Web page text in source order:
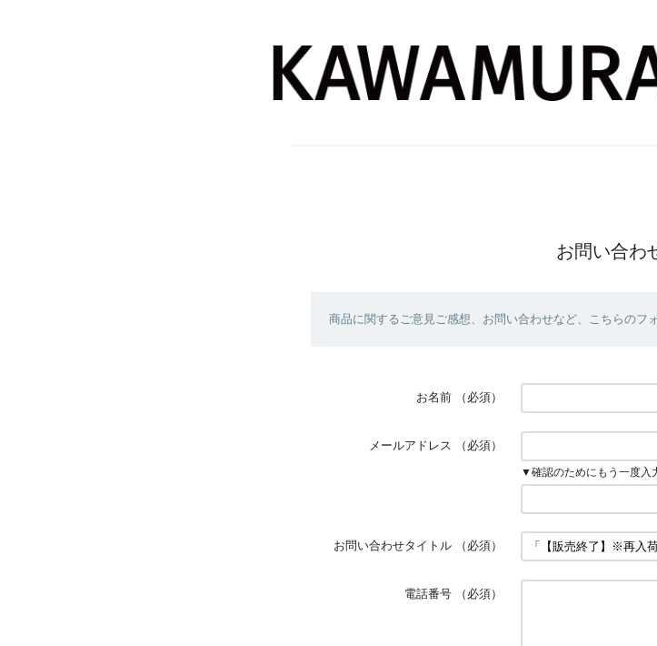
お問い合わ
商品に関するご意見ご感想、お問い合わせなど、こちらのフ
お名前 （必須）
メールアドレス （必須）
▼確認のためにもう一度入
お問い合わせタイトル （必須）
電話番号 （必須）